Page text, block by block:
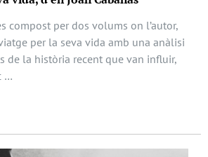
compost per dos volums on l’autor,
per la seva vida amb una anàlisi
de la història recent que van influir,
…